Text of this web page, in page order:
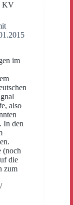
KV
im
also
In den
(noch
die
zum